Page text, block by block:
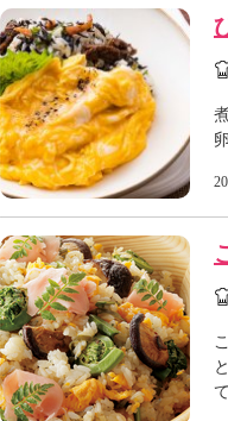
の
き
ょ
う
の
料
理
」